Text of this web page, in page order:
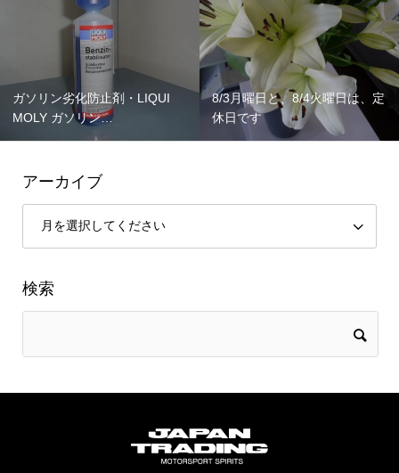
ガソリン劣化防止剤・LIQUI
MOLY ガソリン…
8/3月曜日と、8/4火曜日は、定
休日です
アーカイブ
検索